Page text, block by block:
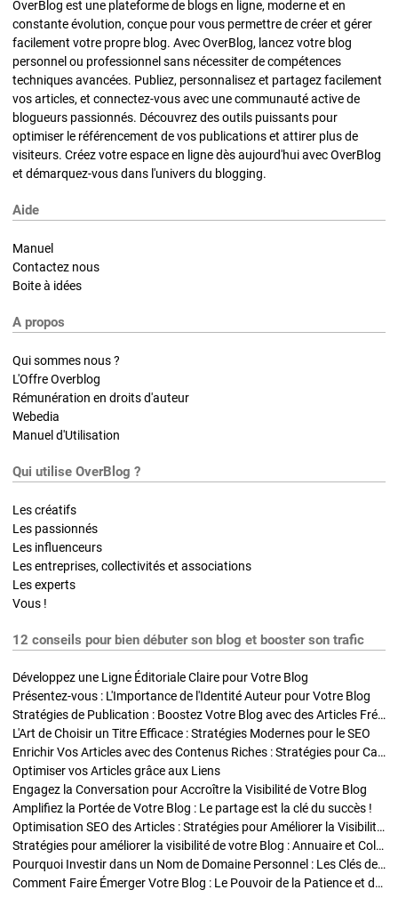
OverBlog est une plateforme de blogs en ligne, moderne et en
constante évolution, conçue pour vous permettre de créer et gérer
facilement votre propre blog. Avec OverBlog, lancez votre blog
personnel ou professionnel sans nécessiter de compétences
techniques avancées. Publiez, personnalisez et partagez facilement
vos articles, et connectez-vous avec une communauté active de
blogueurs passionnés. Découvrez des outils puissants pour
optimiser le référencement de vos publications et attirer plus de
visiteurs. Créez votre espace en ligne dès aujourd'hui avec OverBlog
et démarquez-vous dans l'univers du blogging.
Aide
Manuel
Contactez nous
Boite à idées
A propos
Qui sommes nous ?
L'Offre Overblog
Rémunération en droits d'auteur
Webedia
Manuel d'Utilisation
Qui utilise OverBlog ?
Les créatifs
Les passionnés
Les influenceurs
Les entreprises, collectivités et associations
Les experts
Vous !
12 conseils pour bien débuter son blog et booster son trafic
Développez une Ligne Éditoriale Claire pour Votre Blog
Présentez-vous : L'Importance de l'Identité Auteur pour Votre Blog
Stratégies de Publication : Boostez Votre Blog avec des Articles Fréquents et Exclusifs
L'Art de Choisir un Titre Efficace : Stratégies Modernes pour le SEO
Enrichir Vos Articles avec des Contenus Riches : Stratégies pour Captiver et Optimiser
Optimiser vos Articles grâce aux Liens
Engagez la Conversation pour Accroître la Visibilité de Votre Blog
Amplifiez la Portée de Votre Blog : Le partage est la clé du succès !
Optimisation SEO des Articles : Stratégies pour Améliorer la Visibilité de Votre Blog
Stratégies pour améliorer la visibilité de votre Blog : Annuaire et Collaborations
Pourquoi Investir dans un Nom de Domaine Personnel : Les Clés de la Réussite de Votre Blog
Comment Faire Émerger Votre Blog : Le Pouvoir de la Patience et de la Persévérance